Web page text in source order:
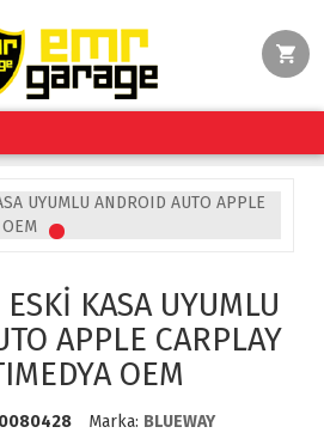
KASA UYUMLU
APPLE CARPLAY
OEM
Marka: BLUEWAY